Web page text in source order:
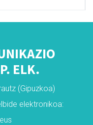
ELK.
(Gipuzkoa)
elektronikoa: